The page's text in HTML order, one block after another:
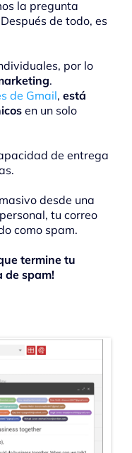
la pregunta
de todo, es
por lo
.
de Gmail, está
en un solo
de entrega
desde una
tu correo
como spam.
termine tu
de spam!